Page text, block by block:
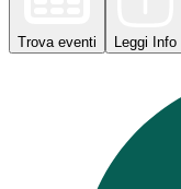
Trova eventi Leggi Info